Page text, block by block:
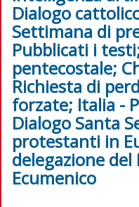
Dialogo
Settimana di
Pubblicati i
pentecostale;
Richiesta di
forzate; Italia -
Dialogo Santa
protestanti in
delegazione
Ecumenico